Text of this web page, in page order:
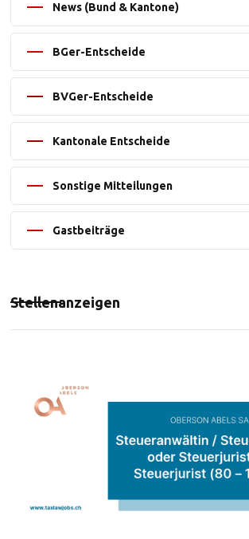
News (Bund & Kantone)
BGer-Entscheide
BVGer-Entscheide
Kantonale Entscheide
Sonstige Mitteilungen
Gastbeiträge
Stellenanzeigen